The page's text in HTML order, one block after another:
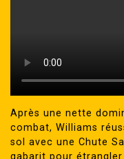
Après une nette
combat, Williams
sol avec une Chute
gabarit pour